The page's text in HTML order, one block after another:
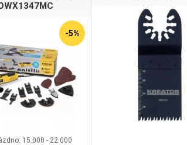
-5%
15.000 - 22.000